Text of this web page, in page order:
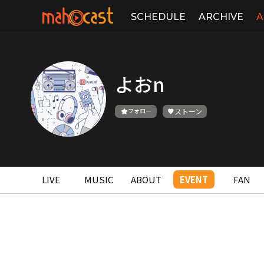
SCHEDULE ARCHIVE
よおn
フォロー ストーン
LIVE MUSIC ABOUT EVENT FAN